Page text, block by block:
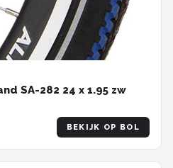
SA-282 24 x 1.95 zw
BEKIJK OP BOL